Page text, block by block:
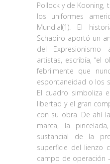
Pollock y de
los uniformes
Mundial(1). El
Schapiro aportó un
del Expresionismo
artistas, escribía, “el
febrilmente que
espontaneidad o los
El cuadro simboliza
libertad y el gran
con su obra. De ahí
marca, la
sustancial de la
superficie del lienzo
campo de operación